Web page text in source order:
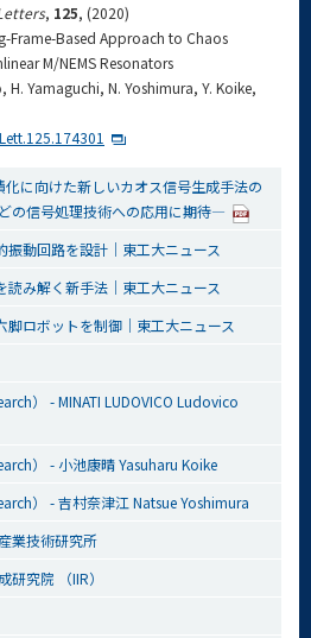
, 125, (2020)
Frame-Based Approach to Chaos
M/NEMS Resonators
H. Yamaguchi, N. Yoshimura, Y. Koike,
化に向けた新しいカオス信号生成手法の
の信号処理技術への応用に期待—
振動回路を設計｜東工大ニュース
み解く新手法｜東工大ニュース
脚ロボットを制御｜東工大ニュース
） - MINATI LUDOVICO Ludovico
） - 小池康晴 Yasuharu Koike
） - 吉村奈津江 Natsue Yoshimura
業技術研究所
究院 （IIR）